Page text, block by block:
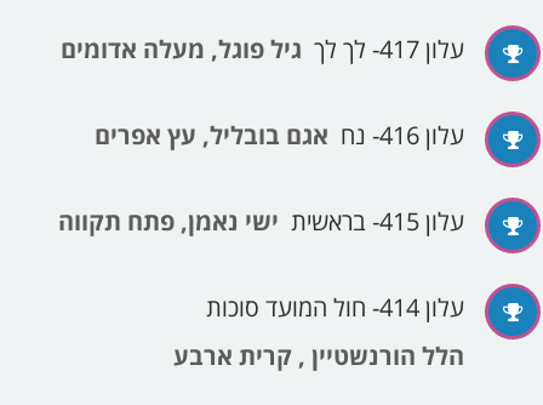
עלון 417- לך לך גיל פוגל, מעלה אדומים
עלון 416- נח אגם בובליל, עץ אפרים
עלון 415- בראשית ישי נאמן, פתח תקווה
עלון 414- חול המועד סוכות
הלל הורנשטיין , קרית ארבע